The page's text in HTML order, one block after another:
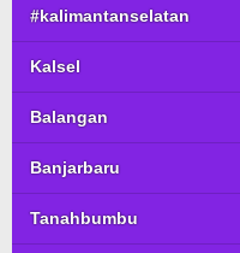
#kalimantanselatan
Kalsel
Balangan
Banjarbaru
Tanahbumbu